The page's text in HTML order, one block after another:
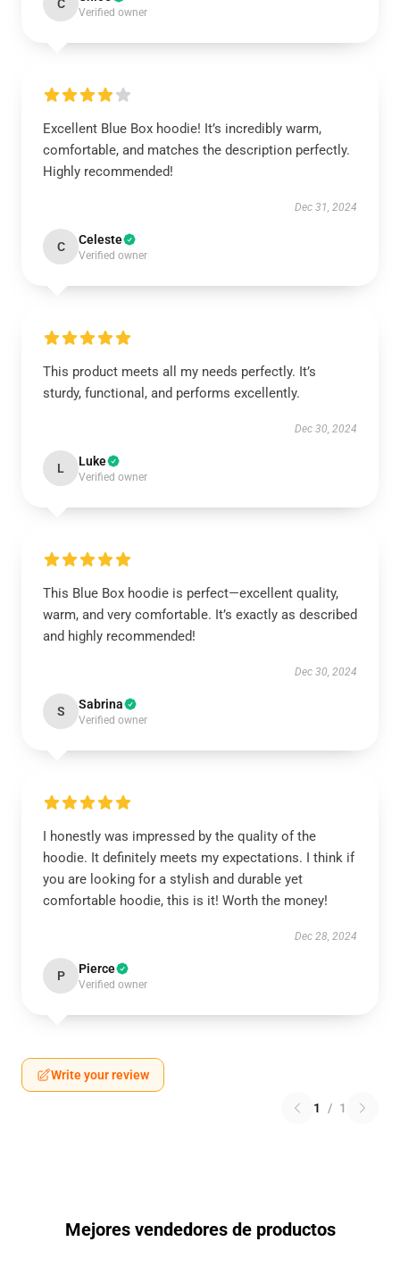
C
Verified owner
Excellent Blue Box hoodie! It’s incredibly warm,
comfortable, and matches the description perfectly.
Highly recommended!
Dec 31, 2024
C Celeste
Verified owner
This product meets all my needs perfectly. It’s
sturdy, functional, and performs excellently.
Dec 30, 2024
L Luke
Verified owner
This Blue Box hoodie is perfect—excellent quality,
warm, and very comfortable. It’s exactly as described
and highly recommended!
Dec 30, 2024
S Sabrina
Verified owner
I honestly was impressed by the quality of the
hoodie. It definitely meets my expectations. I think if
you are looking for a stylish and durable yet
comfortable hoodie, this is it! Worth the money!
Dec 28, 2024
P Pierce
Verified owner
Write your review
1 / 1
Mejores vendedores de productos